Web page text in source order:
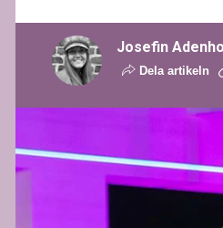
Josefin
Dela artikeln